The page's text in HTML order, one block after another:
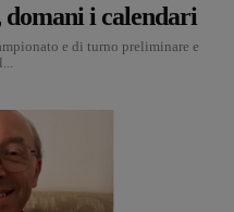
domani i calendari
e di turno preliminare e